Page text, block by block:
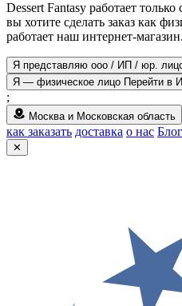
Dessert Fantasy работает
вы хотите сделать заказ как
работает наш интернет-магазин.
Я представляю ооо / ИП / юр.
Я — физическое лицо Перейти в
;
Москва и Московская область
как заказать доставка о нас Блог
✕